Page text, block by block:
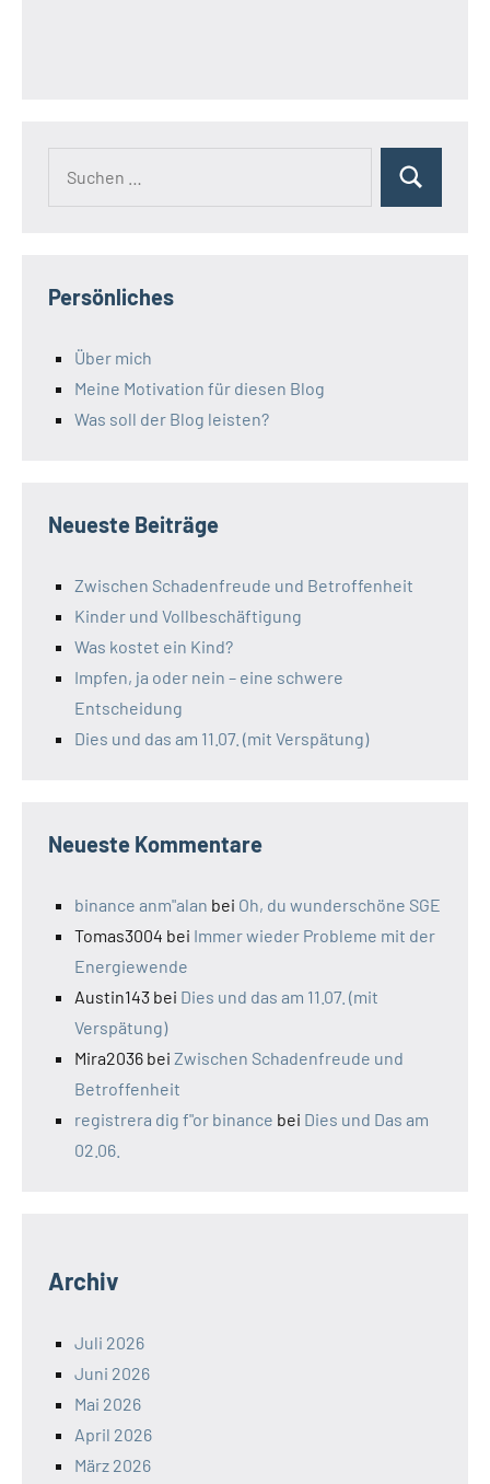
Suchen
Persönliches
Über mich
Meine Motivation für diesen Blog
Was soll der Blog leisten?
Neueste Beiträge
Zwischen Schadenfreude und Betroffenheit
Kinder und Vollbeschäftigung
Was kostet ein Kind?
Impfen, ja oder nein – eine schwere
Entscheidung
Dies und das am 11.07. (mit Verspätung)
Neueste Kommentare
binance anm"alan bei Oh, du wunderschöne SGE
Tomas3004 bei Immer wieder Probleme mit der
Energiewende
Austin143 bei Dies und das am 11.07. (mit
Verspätung)
Mira2036 bei Zwischen Schadenfreude und
Betroffenheit
registrera dig f"or binance bei Dies und Das am
02.06.
Archiv
Juli 2026
Juni 2026
Mai 2026
April 2026
März 2026